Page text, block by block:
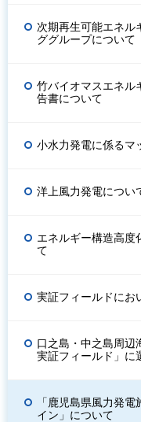
次期再生可能エネル
ググループについて
竹バイオマスエネル
告書について
小水力発電に係るマ
洋上風力発電につい
エネルギー構造高度
て
実証フィールドにお
口之島・中之島周辺
実証フィールド」に
「鹿児島県風力発
イン」について